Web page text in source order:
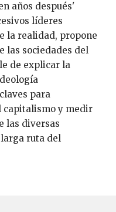
años después'
líderes
la realidad, propone
las sociedades del
de explicar la
para
capitalismo y medir
las diversas
ruta del